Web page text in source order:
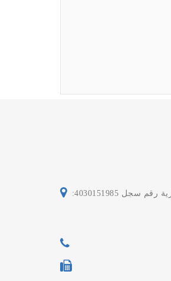
4030151985: